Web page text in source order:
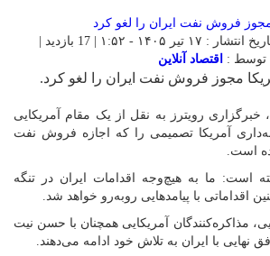
شناسه خبر : 176515 | تاریخ انتشار : ۱۷ تیر ۱۴۰۵ - ۱:۵۲ | 17 بازدید |
توسط : اقتصاد آنلاین
مجوز فروش نفت ایران را لغو کرد.
خبرگزاری رویترز به نقل از یک مقام آمریکایی
آمریکا تصمیمی را که اجازه فروش نفت
است.
است: ما به هیچ‌وجه اقدامات ایران در تنگه
اقداماتی با پیامدهایی روبه‌رو خواهد شد.
مذاکره‌کنندگان آمریکایی همچنان با حسن نیت
نهایی با ایران به تلاش خود ادامه می‌دهند.